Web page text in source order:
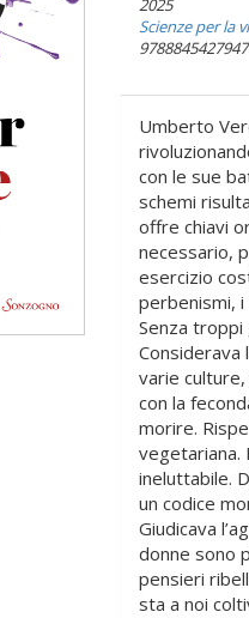
2025
Scienze per la
9788845427947
Umberto
con le sue
schemi
offre chiavi
necessario,
esercizio
perbenismi,
Senza
Considerava
varie
con la
morire.
vegetariana.
ineluttabile.
un codice
Giudicava
donne sono
pensieri
sta a noi